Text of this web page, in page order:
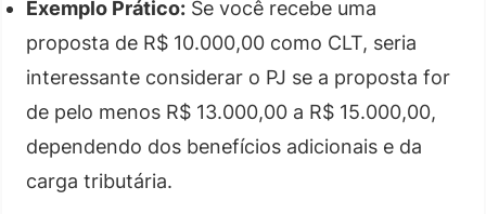
Exemplo Prático: Se você recebe uma
proposta de R$ 10.000,00 como CLT, seria
interessante considerar o PJ se a proposta for
de pelo menos R$ 13.000,00 a R$ 15.000,00,
dependendo dos benefícios adicionais e da
carga tributária.